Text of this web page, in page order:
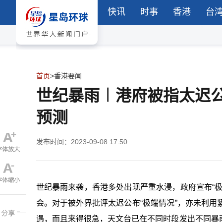
快讯 时事 香港 台
首页>香港要闻
世纪暴雨︱港府被指太迟
预测
发布时间：2023-09-08 17:50
世纪暴雨来袭，香港多处出现严重水浸，政府宣布“
会。对于被外界批评太迟公布“极端情况”，亦未利
遇，而且来得很急，天文台已在不同时段发出不同